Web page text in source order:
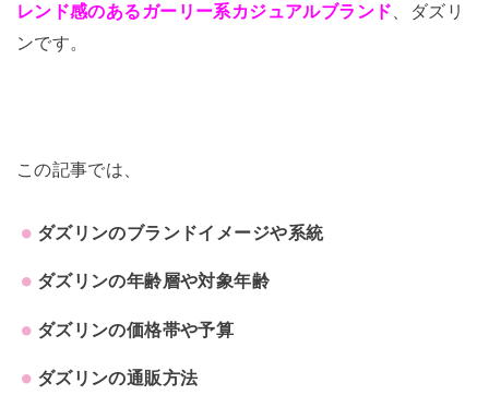
レンド感のあるガーリー系カジュアルブランド
ダズリ
ンです。
この記事では、
ダズリンのブランドイメージや系統
ダズリンの年齢層や対象年齢
ダズリンの価格帯や予算
ダズリンの通販方法